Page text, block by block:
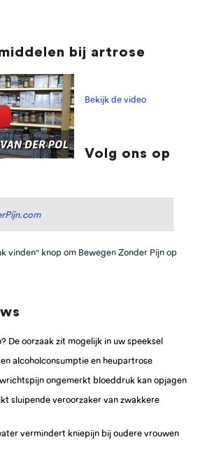
bij artrose
Bekijk de video
Volg ons op
vinden" knop om Bewegen Zonder Pijn op
De oorzaak zit mogelijk in uw speeksel
alcoholconsumptie en heupartrose
ongemerkt bloeddruk kan opjagen
sluipende veroorzaker van zwakkere
vermindert kniepijn bij oudere vrouwen